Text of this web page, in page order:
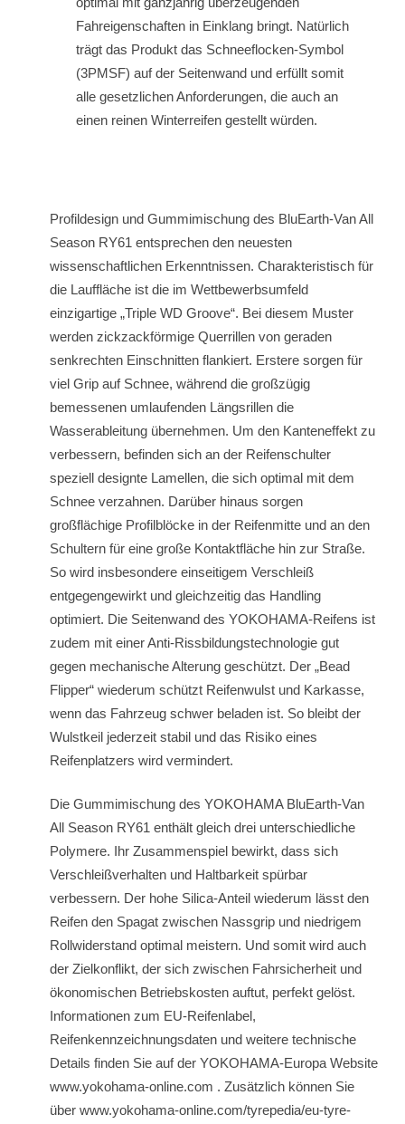
Fahreigenschaften in Einklang bringt. Natürlich
trägt das Produkt das Schneeflocken-Symbol
(3PMSF) auf der Seitenwand und erfüllt somit
alle gesetzlichen Anforderungen, die auch an
einen reinen Winterreifen gestellt würden.
Profildesign und Gummimischung des BluEarth-Van All
Season RY61 entsprechen den neuesten
wissenschaftlichen Erkenntnissen. Charakteristisch für
die Lauffläche ist die im Wettbewerbsumfeld
einzigartige „Triple WD Groove“. Bei diesem Muster
werden zickzackförmige Querrillen von geraden
senkrechten Einschnitten flankiert. Erstere sorgen für
viel Grip auf Schnee, während die großzügig
bemessenen umlaufenden Längsrillen die
Wasserableitung übernehmen. Um den Kanteneffekt zu
verbessern, befinden sich an der Reifenschulter
speziell designte Lamellen, die sich optimal mit dem
Schnee verzahnen. Darüber hinaus sorgen
großflächige Profilblöcke in der Reifenmitte und an den
Schultern für eine große Kontaktfläche hin zur Straße.
So wird insbesondere einseitigem Verschleiß
entgegengewirkt und gleichzeitig das Handling
optimiert. Die Seitenwand des YOKOHAMA-Reifens ist
zudem mit einer Anti-Rissbildungstechnologie gut
gegen mechanische Alterung geschützt. Der „Bead
Flipper“ wiederum schützt Reifenwulst und Karkasse,
wenn das Fahrzeug schwer beladen ist. So bleibt der
Wulstkeil jederzeit stabil und das Risiko eines
Reifenplatzers wird vermindert.
Die Gummimischung des YOKOHAMA BluEarth-Van
All Season RY61 enthält gleich drei unterschiedliche
Polymere. Ihr Zusammenspiel bewirkt, dass sich
Verschleißverhalten und Haltbarkeit spürbar
verbessern. Der hohe Silica-Anteil wiederum lässt den
Reifen den Spagat zwischen Nassgrip und niedrigem
Rollwiderstand optimal meistern. Und somit wird auch
der Zielkonflikt, der sich zwischen Fahrsicherheit und
ökonomischen Betriebskosten auftut, perfekt gelöst.
Informationen zum EU-Reifenlabel,
Reifenkennzeichnungsdaten und weitere technische
Details finden Sie auf der YOKOHAMA-Europa Website
www.yokohama-online.com . Zusätzlich können Sie
über www.yokohama-online.com/tyrepedia/eu-tyre-